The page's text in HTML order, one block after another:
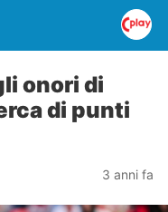
onori di
di punti
3 anni fa